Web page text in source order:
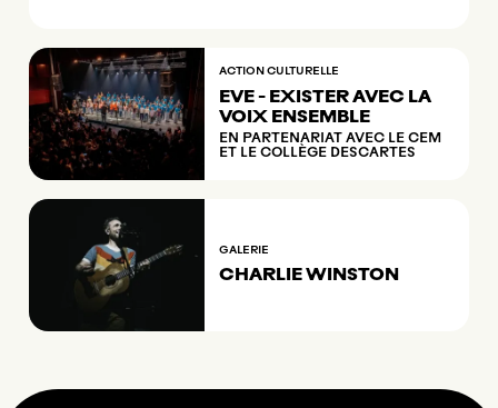
ACTION CULTURELLE
EVE - EXISTER AVEC LA
VOIX ENSEMBLE
EN PARTENARIAT AVEC LE CEM
ET LE COLLÈGE DESCARTES
GALERIE
CHARLIE WINSTON